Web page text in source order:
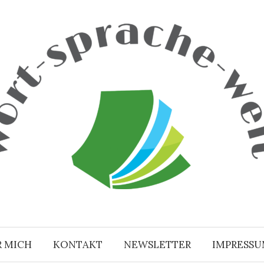
MICH KONTAKT NEWSLETTER